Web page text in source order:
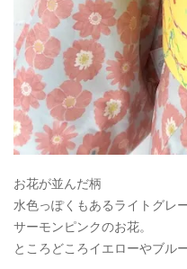
お花が並んだ柄
水色っぽくもあるライトグレ
サーモンピンクのお花。
ところどころイエローやブル